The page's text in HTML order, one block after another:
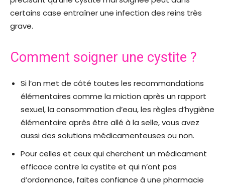
certains case entraîner une infection des reins très
grave.
Comment soigner une cystite ?
Si l’on met de côté toutes les recommandations
élémentaires comme la miction après un rapport
sexuel, la consommation d’eau, les règles d’hygiène
élémentaire après être allé à la selle, vous avez
aussi des solutions médicamenteuses ou non.
Pour celles et ceux qui cherchent un médicament
efficace contre la cystite et qui n’ont pas
d’ordonnance, faites confiance à une pharmacie